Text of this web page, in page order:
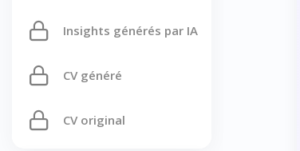
Insights générés par IA
CV généré
CV original